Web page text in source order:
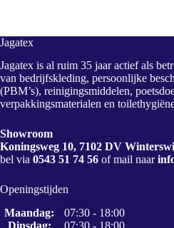
Jagatex
Jagatex is al ruim 35 jaar actief als
van bedrijfskleding, persoonlijke
(PBM’s), reinigingsmiddelen,
verpakkingsmaterialen en
Showroom
Koningsweg 10, 7102 DV
bel via 0543 51 74 56 of mail naar
Openingstijden
Maandag:
07:30 - 18:00